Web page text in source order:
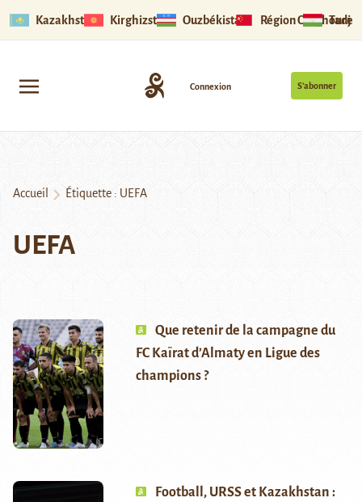
Kazakhstan Kirghizstan Ouzbékistan Région Ouïghoure
S’abonner
Connexion
Accueil Étiquette : UEFA
UEFA
Que retenir de la campagne du
FC Kaïrat d’Almaty en Ligue des
champions ?
Football, URSS et Kazakhstan :